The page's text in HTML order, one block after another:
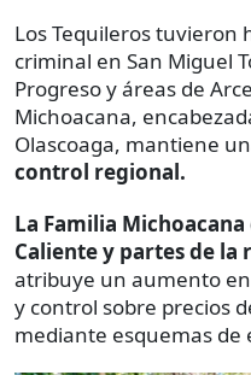
Los Tequileros tuvieron
criminal en San Miguel
Progreso y áreas de
Michoacana,
Olascoaga, mantiene
control regional.
La Familia
Caliente y partes de la
atribuye un aumento
y control sobre precios
mediante esquemas de